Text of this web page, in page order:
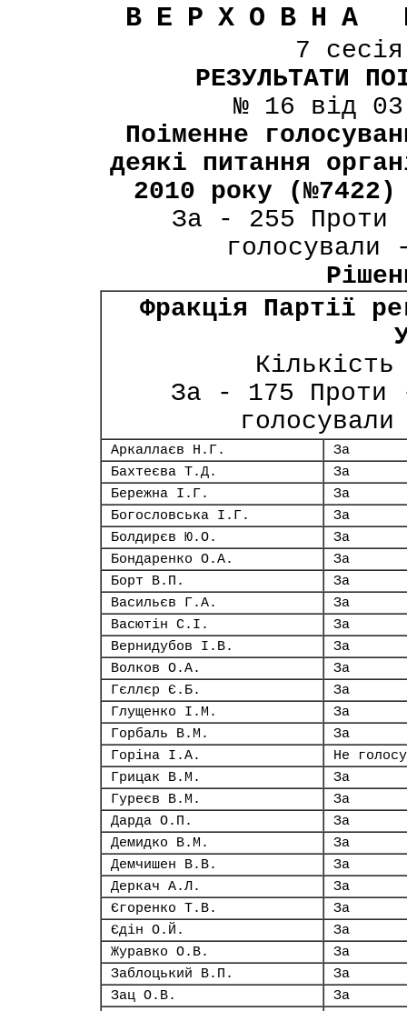
ВЕРХОВНА
7
РЕЗУЛЬТАТИ
№ 16 від
Поіменне
деякі питання
2010 року
За - 255 Проти
Фракція Партії
За - 175 Проти
Аркаллаєв Н.Г.
За
Бахтеєва Т.Д.
За
Бережна І.Г.
За
Богословська І.Г.
За
Болдирєв Ю.О.
За
Бондаренко О.А.
За
Борт В.П.
За
Васильєв Г.А.
За
Васютін С.І.
За
Вернидубов І.В.
За
Волков О.А.
За
Гєллєр Є.Б.
За
Глущенко І.М.
За
Горбаль В.М.
За
Горіна І.А.
Не
Грицак В.М.
За
Гуреєв В.М.
За
Дарда О.П.
За
Демидко В.М.
За
Демчишен В.В.
За
Деркач А.Л.
За
Єгоренко Т.В.
За
Єдін О.Й.
За
Журавко О.В.
За
Заблоцький В.П.
За
Зац О.В.
За